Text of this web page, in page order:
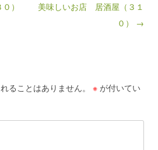
）
美味しいお店 居酒屋（３１
０） →
ることはありません。 ※ が付いてい